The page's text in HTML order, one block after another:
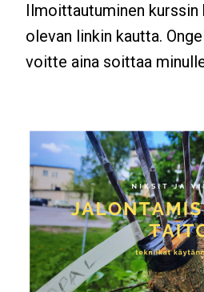
Ilmoittautuminen kurssin
olevan linkin kautta.
voitte aina soittaa